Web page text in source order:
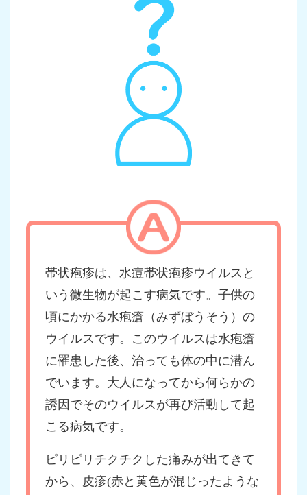
帯状疱疹は、水痘帯状疱疹ウイルスと
いう微生物が起こす病気です。子供の
頃にかかる水疱瘡（みずぼうそう）の
ウイルスです。このウイルスは水疱瘡
に罹患した後、治っても体の中に潜ん
でいます。大人になってから何らかの
誘因でそのウイルスが再び活動して起
こる病気です。
ピリピリチクチクした痛みが出てきて
から、皮疹(赤と黄色が混じったような